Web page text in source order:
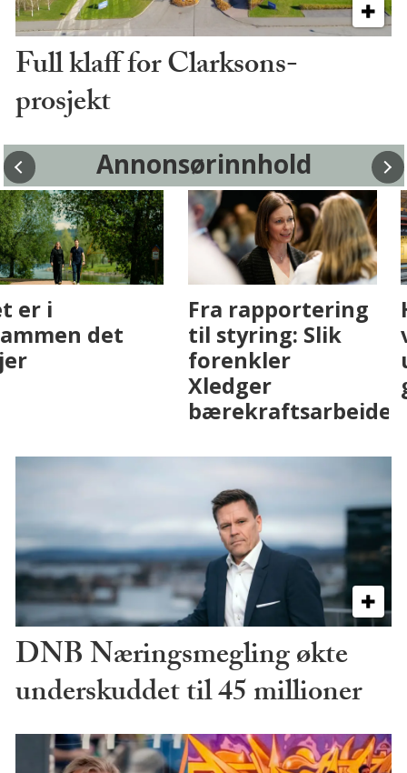
Full klaff for Clarksons-
prosjekt
Annonsørinnhold
Fenistra endrer
eiendomsbransjen
med AI. Slik ser vi
Det er i
Drammen det
skjer
DNB Næringsmegling økte
underskuddet til 45 millioner